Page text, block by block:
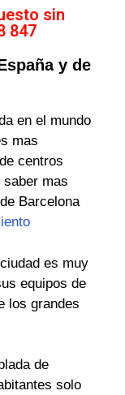
sin
847
y de
en el mundo
mas
centros
mas
Barcelona
es muy
equipos de
los grandes
de
solo